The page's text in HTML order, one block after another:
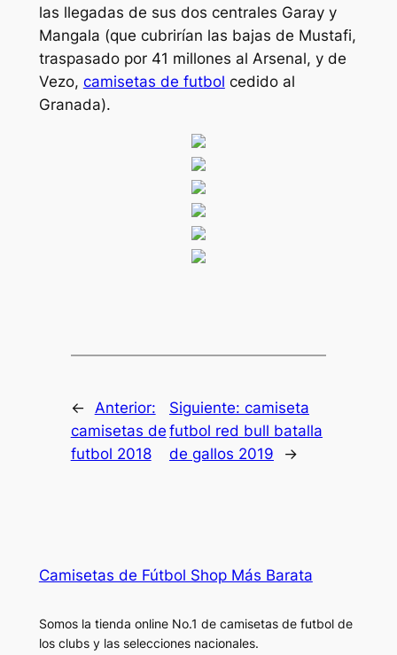
las llegadas de sus dos centrales Garay y
Mangala (que cubrirían las bajas de Mustafi,
traspasado por 41 millones al Arsenal, y de
Vezo, camisetas de futbol cedido al
Granada).
←
Anterior:
camisetas de
futbol 2018
Siguiente: camiseta
futbol red bull batalla
de gallos 2019
→
Camisetas de Fútbol Shop Más Barata
Somos la tienda online No.1 de camisetas de futbol de
los clubs y las selecciones nacionales.